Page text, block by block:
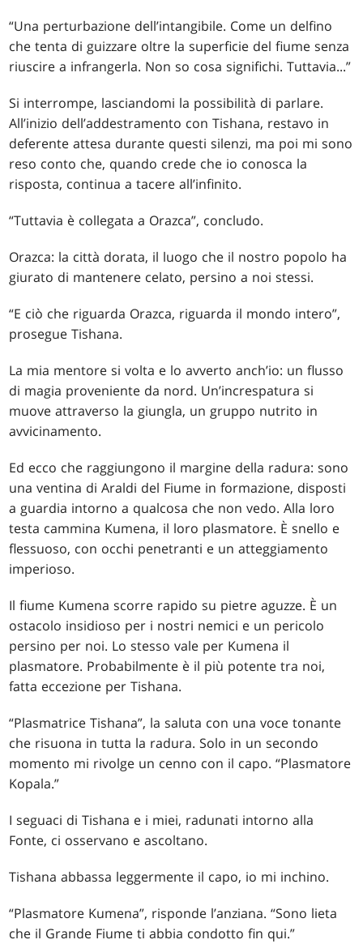
“Una perturbazione dell’intangibile. Come un delfino
che tenta di guizzare oltre la superficie del fiume senza
riuscire a infrangerla. Non so cosa significhi. Tuttavia...”
Si interrompe, lasciandomi la possibilità di parlare.
All’inizio dell’addestramento con Tishana, restavo in
deferente attesa durante questi silenzi, ma poi mi sono
reso conto che, quando crede che io conosca la
risposta, continua a tacere all’infinito.
“Tuttavia è collegata a Orazca”, concludo.
Orazca: la città dorata, il luogo che il nostro popolo ha
giurato di mantenere celato, persino a noi stessi.
“E ciò che riguarda Orazca, riguarda il mondo intero”,
prosegue Tishana.
La mia mentore si volta e lo avverto anch’io: un flusso
di magia proveniente da nord. Un’increspatura si
muove attraverso la giungla, un gruppo nutrito in
avvicinamento.
Ed ecco che raggiungono il margine della radura: sono
una ventina di Araldi del Fiume in formazione, disposti
a guardia intorno a qualcosa che non vedo. Alla loro
testa cammina Kumena, il loro plasmatore. È snello e
flessuoso, con occhi penetranti e un atteggiamento
imperioso.
Il fiume Kumena scorre rapido su pietre aguzze. È un
ostacolo insidioso per i nostri nemici e un pericolo
persino per noi. Lo stesso vale per Kumena il
plasmatore. Probabilmente è il più potente tra noi,
fatta eccezione per Tishana.
“Plasmatrice Tishana”, la saluta con una voce tonante
che risuona in tutta la radura. Solo in un secondo
momento mi rivolge un cenno con il capo. “Plasmatore
Kopala.”
I seguaci di Tishana e i miei, radunati intorno alla
Fonte, ci osservano e ascoltano.
Tishana abbassa leggermente il capo, io mi inchino.
“Plasmatore Kumena”, risponde l’anziana. “Sono lieta
che il Grande Fiume ti abbia condotto fin qui.”